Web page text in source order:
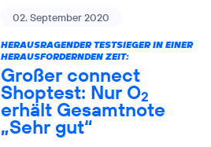
02. September 2020
HERAUSRAGENDER TESTSIEGER IN EINER
HERAUSFORDERNDEN ZEIT:
Großer connect
Shoptest: Nur O2
erhält Gesamtnote
„Sehr gut“